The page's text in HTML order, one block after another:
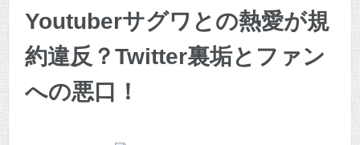
Youtuberサグワとの熱愛が規
約違反？Twitter裏垢とファン
への悪口！